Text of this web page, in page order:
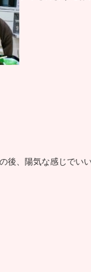
後、陽気な感じでい